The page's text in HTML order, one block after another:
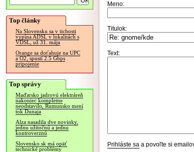
Top články
Na Slovensku sa v tichosti
vypína ADSL v lokalitách s
VDSL, už 31. mája
Orange sa doťahuje na UPC
a O2, spustí 2.5 Gbps
pripojenie
Top správy
Maďarsko jadrovú elektráreň
nakoniec kompletne
neodstavilo, Rumunsko mení
tok Dunaja
Alza nasadila dve novinky,
jednu užitočnú a jednu
kontroverznú
Slovensko.sk má opäť
technické problémy
Meno:
Titulok:
Text:
Prihláste sa a povoľte si